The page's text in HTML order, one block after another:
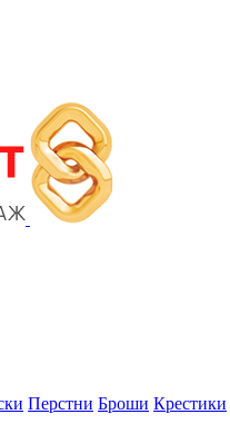
Перстни Броши Крестики